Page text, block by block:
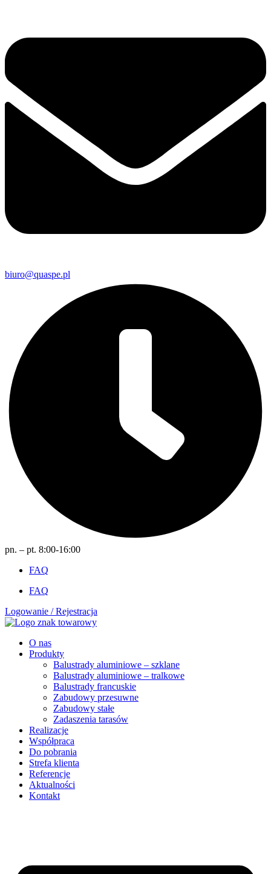
biuro@quaspe.pl
pn. – pt. 8:00-16:00
FAQ
FAQ
Logowanie / Rejestracja
O nas
Produkty
Balustrady aluminiowe – szklane
Balustrady aluminiowe – tralkowe
Balustrady francuskie
Zabudowy przesuwne
Zabudowy stałe
Zadaszenia tarasów
Realizacje
Współpraca
Do pobrania
Strefa klienta
Referencje
Aktualności
Kontakt